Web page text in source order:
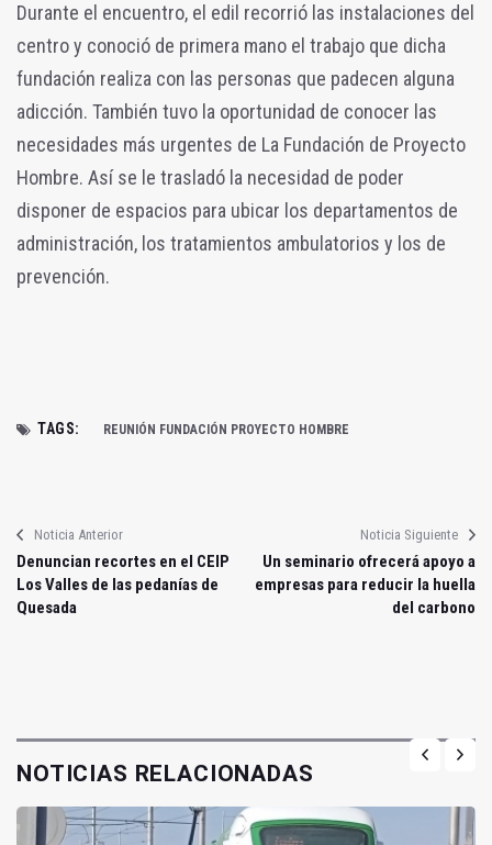
Durante el encuentro, el edil recorrió las instalaciones del
centro y conoció de primera mano el trabajo que dicha
fundación realiza con las personas que padecen alguna
adicción. También tuvo la oportunidad de conocer las
necesidades más urgentes de La Fundación de Proyecto
Hombre. Así se le trasladó la necesidad de poder
disponer de espacios para ubicar los departamentos de
administración, los tratamientos ambulatorios y los de
prevención.
TAGS: REUNIÓN FUNDACIÓN PROYECTO HOMBRE
Noticia Anterior
Denuncian recortes en el CEIP
Los Valles de las pedanías de
Quesada
Noticia Siguiente
Un seminario ofrecerá apoyo a
empresas para reducir la huella
del carbono
NOTICIAS RELACIONADAS